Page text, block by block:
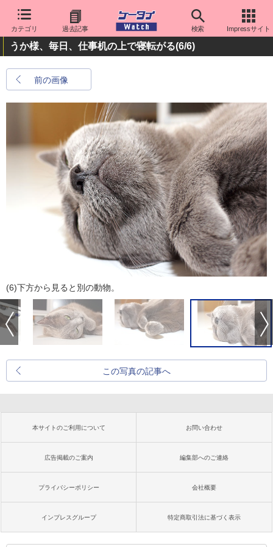
カテゴリ 過去記事 検索 Impressサイト
うか様、毎日、仕事机の上で寝転がる(6/6)
前の画像
(6)下方から見ると別の動物。
この写真の記事へ
本サイトのご利用について お問い合わせ
広告掲載のご案内 編集部へのご連絡
プライバシーポリシー 会社概要
インプレスグループ 特定商取引法に基づく表示